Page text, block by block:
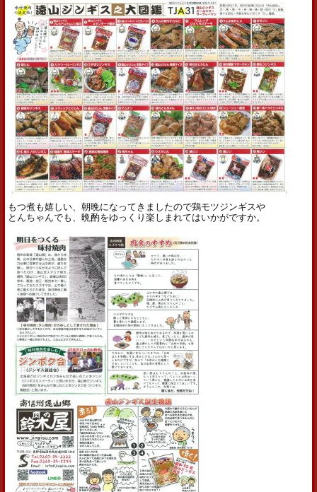
もつ煮も嬉しい、朝晩になってきましたので鶏モツジンギスや
とんちゃんでも、晩酌をゆっくり楽しまれてはいかがですか。